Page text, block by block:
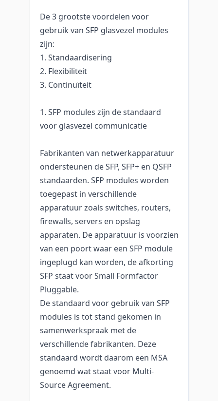
De 3 grootste voordelen voor
gebruik van SFP glasvezel modules
zijn:
1. Standaardisering
2. Flexibiliteit
3. Continuïteit
1. SFP modules zijn de standaard
voor glasvezel communicatie
Fabrikanten van netwerkapparatuur
ondersteunen de SFP, SFP+ en QSFP
standaarden. SFP modules worden
toegepast in verschillende
apparatuur zoals switches, routers,
firewalls, servers en opslag
apparaten. De apparatuur is voorzien
van een poort waar een SFP module
ingeplugd kan worden, de afkorting
SFP staat voor Small Formfactor
Pluggable.
De standaard voor gebruik van SFP
modules is tot stand gekomen in
samenwerkspraak met de
verschillende fabrikanten. Deze
standaard wordt daarom een MSA
genoemd wat staat voor Multi-
Source Agreement.